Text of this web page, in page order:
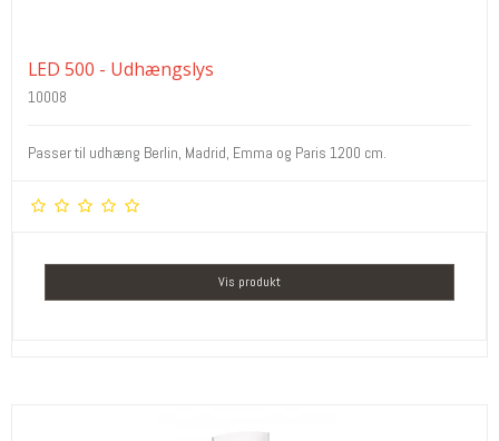
LED 500 - Udhængslys
10008
Passer til udhæng Berlin, Madrid, Emma og Paris 1200 cm.
Vis produkt